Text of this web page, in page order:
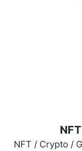
NFT / Crypto /